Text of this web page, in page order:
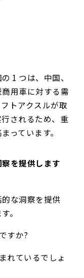
1 つは、中国、
用車に対する需
トアクスルが取
されるため、重
っています。
を提供します
な洞察を提供
。
すか?
れているでしょ